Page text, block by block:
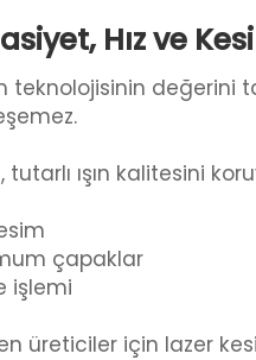
Hız ve
teknolojisinin değerini
ışın kalitesini
çapaklar
işlemi
üreticiler için lazer